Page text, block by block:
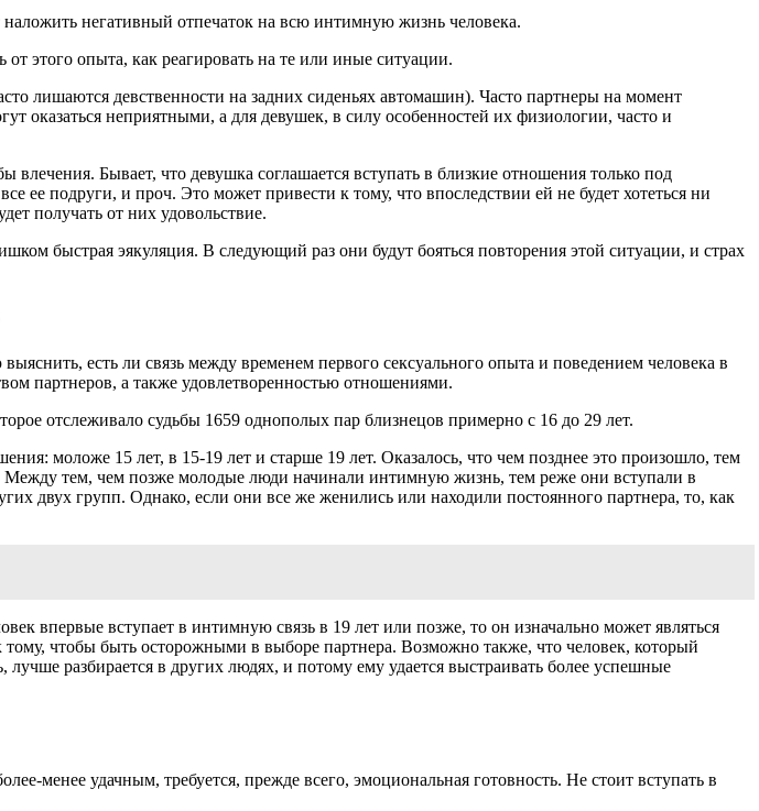
негативный отпечаток на всю интимную жизнь человека.
от этого опыта, как реагировать на те или иные ситуации.
лишаются девственности на задних сиденьях автомашин). Часто партнеры на момент
оказаться неприятными, а для девушек, в силу особенностей их физиологии, часто и
Бывает, что девушка соглашается вступать в близкие отношения только под
ее подруги, и проч. Это может привести к тому, что впоследствии ей не будет хотеться ни
получать от них удовольствие.
быстрая эякуляция. В следующий раз они будут бояться повторения этой ситуации, и страх
есть ли связь между временем первого сексуального опыта и поведением человека в
партнеров, а также удовлетворенностью отношениями.
отслеживало судьбы 1659 однополых пар близнецов примерно с 16 до 29 лет.
моложе 15 лет, в 15-19 лет и старше 19 лет. Оказалось, что чем позднее это произошло, тем
тем, чем позже молодые люди начинали интимную жизнь, тем реже они вступали в
двух групп. Однако, если они все же женились или находили постоянного партнера, то, как
впервые вступает в интимную связь в 19 лет или позже, то он изначально может являться
чтобы быть осторожными в выборе партнера. Возможно также, что человек, который
разбирается в других людях, и потому ему удается выстраивать более успешные
менее удачным, требуется, прежде всего, эмоциональная готовность. Не стоит вступать в